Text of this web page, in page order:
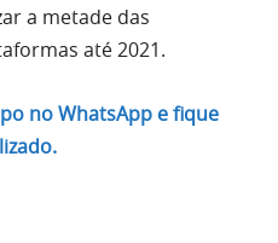
a metade das
até 2021.
no WhatsApp e fique